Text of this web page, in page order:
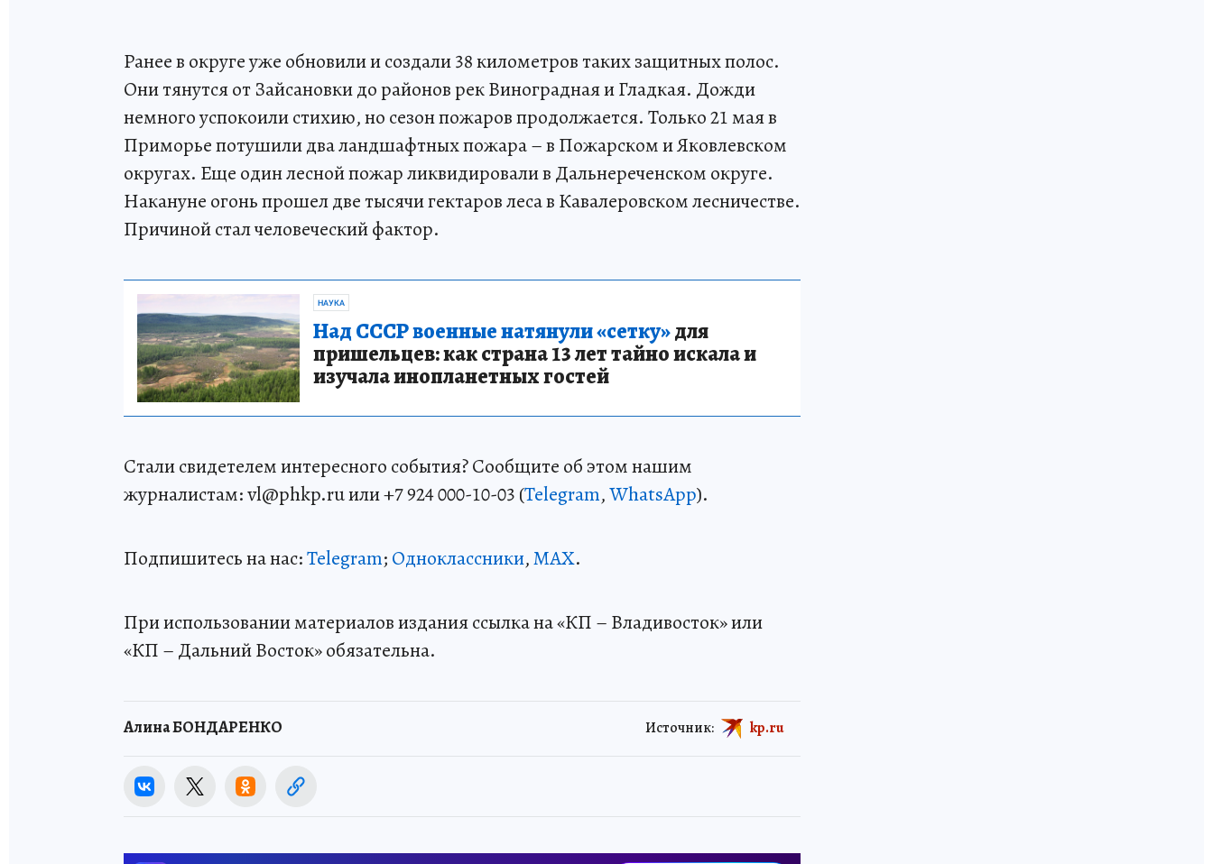
Ранее в округе уже обновили и создали 38 километров таких защитных полос.
Они тянутся от Зайсановки до районов рек Виноградная и Гладкая. Дожди
немного успокоили стихию, но сезон пожаров продолжается. Только 21 мая в
Приморье потушили два ландшафтных пожара – в Пожарском и Яковлевском
округах. Еще один лесной пожар ликвидировали в Дальнереченском округе.
Накануне огонь прошел две тысячи гектаров леса в Кавалеровском лесничестве.
Причиной стал человеческий фактор.
НАУКА
Над СССР военные натянули «сетку»для
пришельцев: как страна 13 лет тайно искала и
изучала инопланетных гостей
Стали свидетелем интересного события? Сообщите об этом нашим
журналистам: vl@phkp.ru или +7 924 000-10-03 (Telegram,WhatsApp).
Подпишитесь на нас:Telegram; Одноклассники,MAX.
При использовании материалов издания ссылка на «КП – Владивосток» или
«КП – Дальний Восток» обязательна.
Алина БОНДАРЕНКО Источник: kp.ru